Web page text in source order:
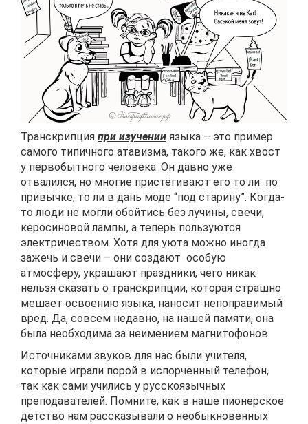
Транскрипция при изучении языка – это пример
самого типичного атавизма, такого же, как хвост
у первобытного человека. Он давно уже
отвалился, но многие пристёгивают его то ли по
привычке, то ли в дань моде “под старину”. Когда-
то люди не могли обойтись без лучины, свечи,
керосиновой лампы, а теперь пользуются
электричеством. Хотя для уюта можно иногда
зажечь и свечи – они создают особую
атмосферу, украшают праздники, чего никак
нельзя сказать о транскрипции, которая страшно
мешает освоению языка, наносит непоправимый
вред. Да, совсем недавно, на нашей памяти, она
была необходима за неимением магнитофонов.
Источниками звуков для нас были учителя,
которые играли порой в испорченный телефон,
так как сами учились у русскоязычных
преподавателей. Помните, как в наше пионерское
детство нам рассказывали о необыкновенных